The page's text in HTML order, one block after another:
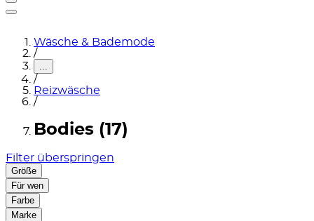
Wäsche & Bademode
/
...
/
Reizwäsche
/
Bodies (17)
Filter überspringen
Größe
Für wen
Farbe
Marke